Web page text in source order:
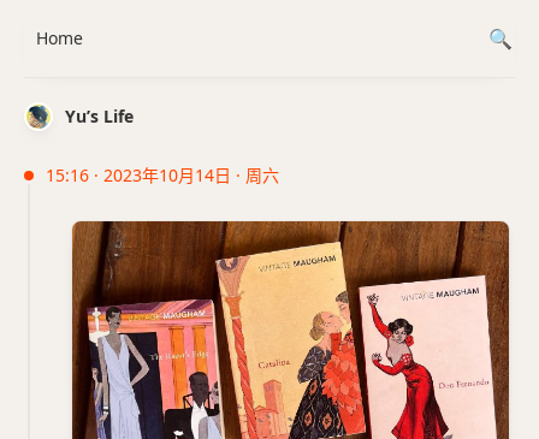
Yu’s Life
15:16 · 2023年10月14日 · 周六
Home